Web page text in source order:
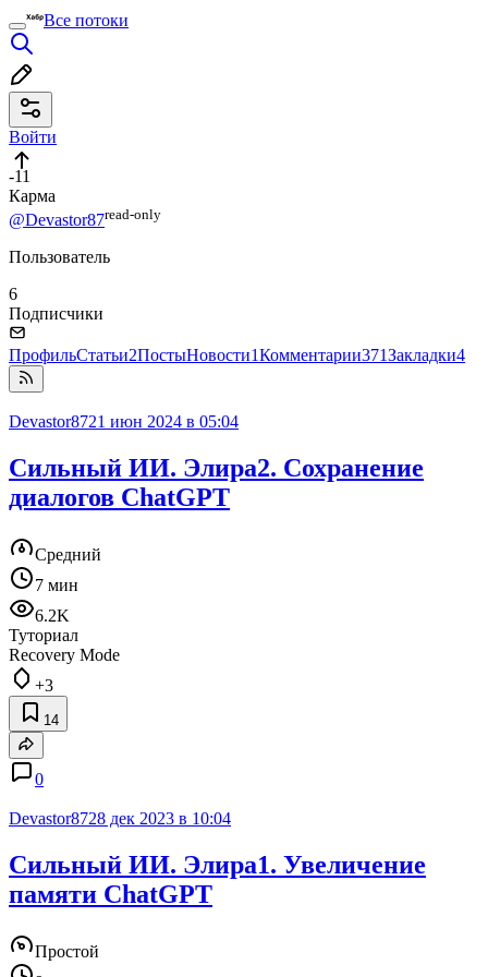
Все потоки
Войти
-11
Карма
@Devastor87read⁠-⁠only
Пользователь
6
Подписчики
ПрофильСтатьи2ПостыНовости1Комментарии371Закладки4
Devastor8721 июн 2024 в 05:04
Сильный ИИ. Элира2. Сохранение
диалогов ChatGPT
Средний
7 мин
6.2K
Туториал
Recovery Mode
+3
14
0
Devastor8728 дек 2023 в 10:04
Сильный ИИ. Элира1. Увеличение
памяти ChatGPT
Простой